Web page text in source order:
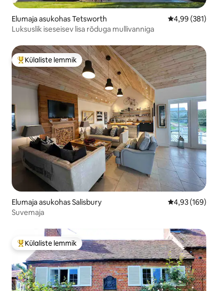
Elumaja asukohas Tetsworth Keskmine
4,99 (381)
Luksuslik iseseisev lisa rõduga mullivanniga
Külaliste suur lemmik
Külaliste lemmik
Elumaja asukohas Salisbury Keskmine
4,93 (169)
Suvemaja
Külaliste suur lemmik
Külaliste lemmik